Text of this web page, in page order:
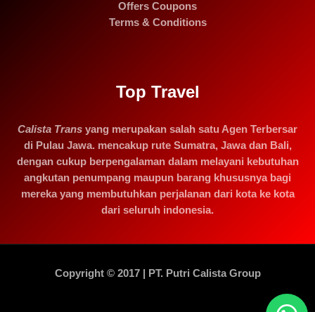
Offers Coupons
Terms & Conditions
Top Travel
Calista Trans yang merupakan salah satu Agen Terbersar
di Pulau Jawa. mencakup rute Sumatra, Jawa dan Bali,
dengan cukup berpengalaman dalam melayani kebutuhan
angkutan penumpang maupun barang khususnya bagi
mereka yang membutuhkan perjalanan dari kota ke kota
dari seluruh indonesia.
Copyright © 2017 | PT. Putri Calista Group